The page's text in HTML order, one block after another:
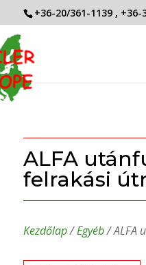
+36-20/361-1139 , +36-
ALFA
felrakási
Kezdőlap/Egyéb/ ALFA